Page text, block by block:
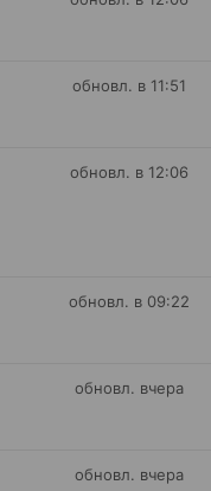
обновл. в 11:51
обновл. в 12:06
обновл. в 09:22
обновл. вчера
обновл. вчера